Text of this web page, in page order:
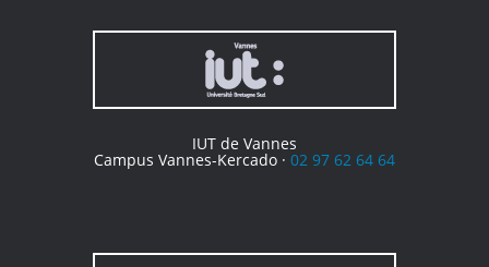
IUT de Vannes
Campus Vannes-Kercado · 02 97 62 64 64